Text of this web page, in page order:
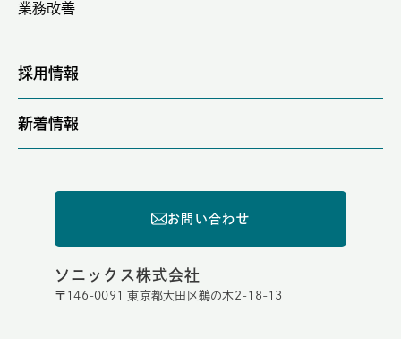
業務改善
採用情報
新着情報
お問い合わせ
ソニックス株式会社
〒146-0091 東京都大田区鵜の木2-18-13